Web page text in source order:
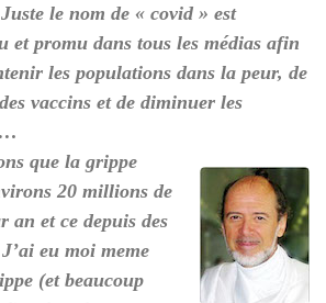
le nom de « covid » est
et promu dans tous les médias afin
les populations dans la peur, de
vaccins et de diminuer les
que la grippe
20 millions de
an et ce depuis des
eu moi meme
(et beaucoup